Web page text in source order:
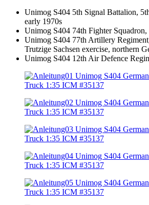
Unimog S404 5th Signal Battalion,
early 1970s
Unimog S404 74th Fighter Squadron,
Unimog S404 77th Artillery
Trutzige Sachsen exercise, northern
Unimog S404 12th Air Defence